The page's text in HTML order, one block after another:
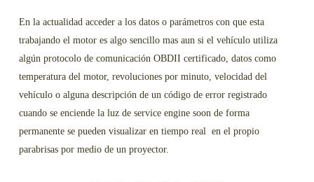
En la actualidad acceder a los datos o parámetros con que esta
trabajando el motor es algo sencillo mas aun si el vehículo utiliza
algún protocolo de comunicación OBDII certificado, datos como
temperatura del motor, revoluciones por minuto, velocidad del
vehículo o alguna descripción de un código de error registrado
cuando se enciende la luz de service engine soon de forma
permanente se pueden visualizar en tiempo real en el propio
parabrisas por medio de un proyector.